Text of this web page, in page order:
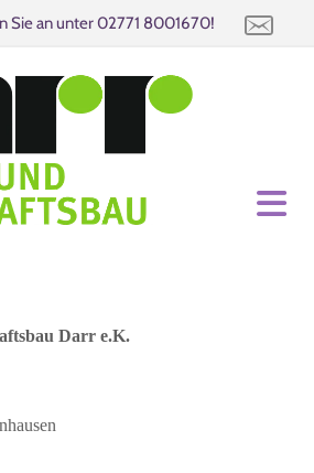
Sie an unter02771 8001670!
Darr e.K.